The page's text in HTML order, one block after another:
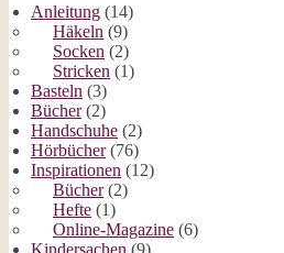
Anleitung (14)
Häkeln (9)
Socken (2)
Stricken (1)
Basteln (3)
Bücher(2)
Handschuhe (2)
Hörbücher(76)
Inspirationen (12)
Bücher(2)
Hefte (1)
Online-Magazine (6)
Kindersachen (9)